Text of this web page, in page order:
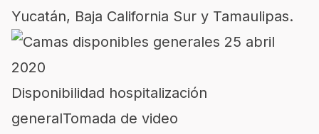
Yucatán, Baja California Sur y Tamaulipas.
Disponibilidad hospitalización
generalTomada de video